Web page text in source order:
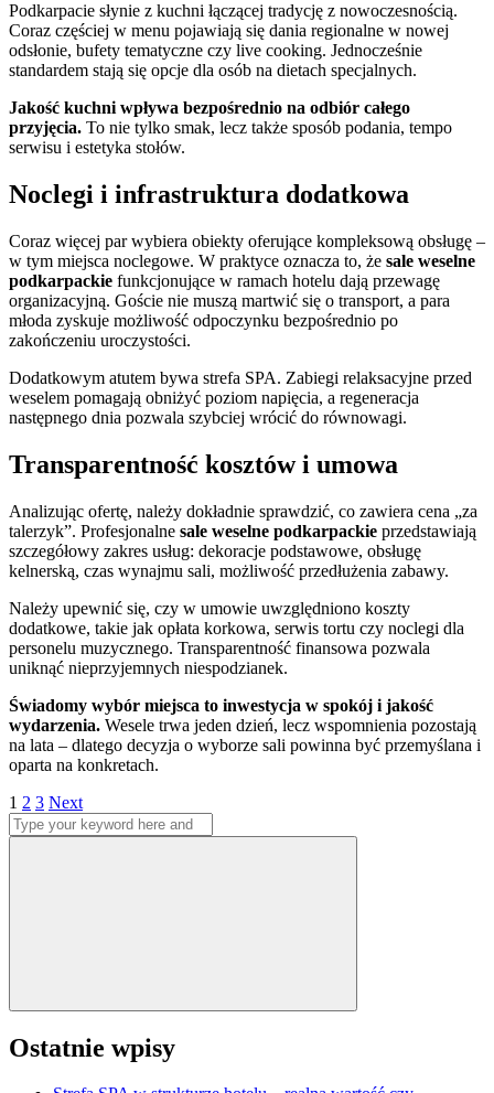
Podkarpacie słynie z kuchni łączącej tradycję z nowoczesnością.
Coraz częściej w menu pojawiają się dania regionalne w nowej
odsłonie, bufety tematyczne czy live cooking. Jednocześnie
standardem stają się opcje dla osób na dietach specjalnych.
Jakość kuchni wpływa bezpośrednio na odbiór całego
przyjęcia. To nie tylko smak, lecz także sposób podania, tempo
serwisu i estetyka stołów.
Noclegi i infrastruktura dodatkowa
Coraz więcej par wybiera obiekty oferujące kompleksową obsługę –
w tym miejsca noclegowe. W praktyce oznacza to, że sale weselne
podkarpackie funkcjonujące w ramach hotelu dają przewagę
organizacyjną. Goście nie muszą martwić się o transport, a para
młoda zyskuje możliwość odpoczynku bezpośrednio po
zakończeniu uroczystości.
Dodatkowym atutem bywa strefa SPA. Zabiegi relaksacyjne przed
weselem pomagają obniżyć poziom napięcia, a regeneracja
następnego dnia pozwala szybciej wrócić do równowagi.
Transparentność kosztów i umowa
Analizując ofertę, należy dokładnie sprawdzić, co zawiera cena „za
talerzyk”. Profesjonalne sale weselne podkarpackie przedstawiają
szczegółowy zakres usług: dekoracje podstawowe, obsługę
kelnerską, czas wynajmu sali, możliwość przedłużenia zabawy.
Należy upewnić się, czy w umowie uwzględniono koszty
dodatkowe, takie jak opłata korkowa, serwis tortu czy noclegi dla
personelu muzycznego. Transparentność finansowa pozwala
uniknąć nieprzyjemnych niespodzianek.
Świadomy wybór miejsca to inwestycja w spokój i jakość
wydarzenia. Wesele trwa jeden dzień, lecz wspomnienia pozostają
na lata – dlatego decyzja o wyborze sali powinna być przemyślana i
oparta na konkretach.
Stronicowanie
wpisów
Page
1 Page
2 Page
3 Next
Search
for:
Ostatnie wpisy